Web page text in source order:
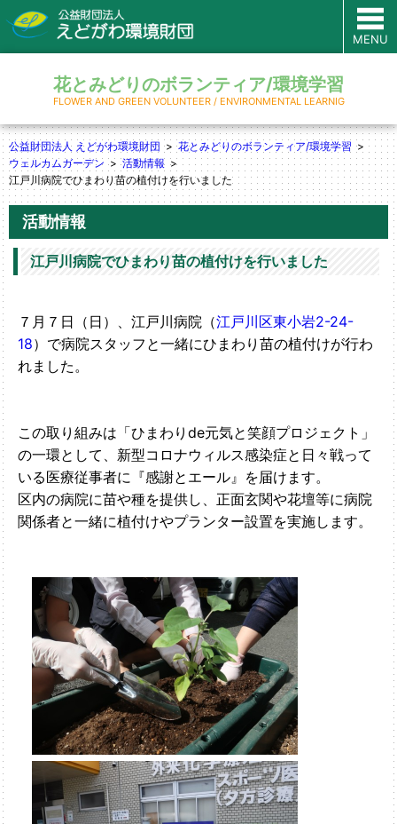
MENU
花とみどりのボランティア/環境学習
FLOWER AND GREEN VOLUNTEER / ENVIRONMENTAL LEARNIG
公益財団法人 えどがわ環境財団
花とみどりのボランティア/環境学習
ウェルカムガーデン
活動情報
江戸川病院でひまわり苗の植付けを行いました
活動情報
江戸川病院でひまわり苗の植付けを行いました
７月７日（日）、江戸川病院（江戸川区東小岩2-24-
18）で病院スタッフと一緒にひまわり苗の植付けが行わ
れました 。
この取り組みは「ひまわりde元気と笑顔プロジェクト」
の一環として、新型コロナウィルス感染症と日々戦って
いる医療従事者に『感謝とエール』を届けます。
区内の病院に苗や種を提供し、正面玄関や花壇等に病院
関係者と一緒に植付けやプランター設置を実施します。